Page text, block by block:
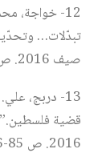
12- خواجة،
تبدّلات…
صيف 2016. ص 17-39.
13- دربج،
قضية فلسطين.”
2016. ص 85-96.